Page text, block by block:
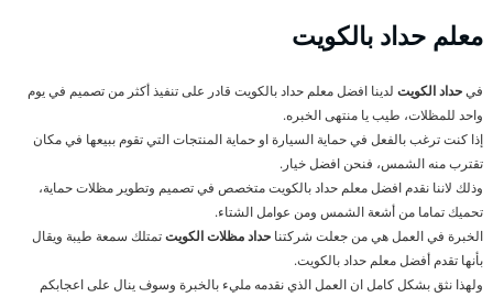
معلم حداد بالكويت
فيحداد الكويت لدينا افضل معلم حداد بالكويت قادر على تنفيذ أكثر من تصميم في يوم
واحد للمظلات، طيب يا منتهى الخبره.
إذا كنت ترغب بالفعل في حماية السيارة او حماية المنتجات التي تقوم ببيعها في مكان
تقترب منه الشمس، فنحن افضل خيار.
وذلك لاننا نقدم افضل معلم حداد بالكويت متخصص في تصميم وتطوير مظلات حماية،
تحميك تماما من أشعة الشمس ومن عوامل الشتاء.
الخبرة في العمل هي من جعلت شركتنا حداد مظلات الكويتتمتلك سمعة طيبة ويقال
بأنها تقدم أفضل معلم حداد بالكويت.
ولهذا نثق بشكل كامل ان العمل الذي نقدمه مليء بالخبرة وسوف ينال على اعجابكم